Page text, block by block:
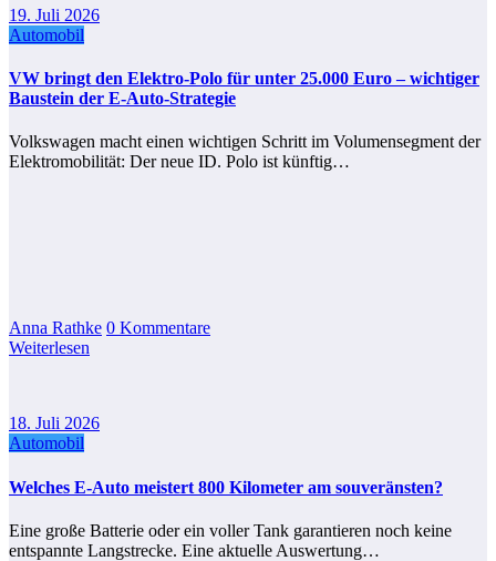
19. Juli 2026
Automobil
VW bringt den Elektro-Polo für unter 25.000 Euro – wichtiger
Baustein der E-Auto-Strategie
Volkswagen macht einen wichtigen Schritt im Volumensegment der
Elektromobilität: Der neue ID. Polo ist künftig…
Anna Rathke 0 Kommentare
Weiterlesen
18. Juli 2026
Automobil
Welches E-Auto meistert 800 Kilometer am souveränsten?
Eine große Batterie oder ein voller Tank garantieren noch keine
entspannte Langstrecke. Eine aktuelle Auswertung…